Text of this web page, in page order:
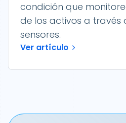
condición que
de los activos a través
sensores.
Ver artículo